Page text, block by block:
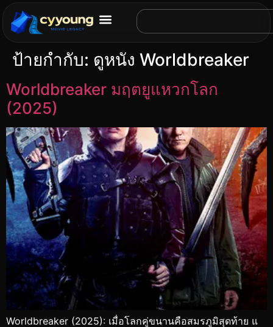
ป้ายกำกับ: ดูหนัง Worldbreaker
Worldbreaker มฤตยูแหวกโลก
(2025)
Worldbreaker (2025): เมื่อโลกคู่ขนานคือสมรภูมิสุดท้าย แ